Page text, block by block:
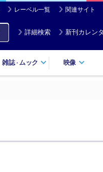
レーベル一覧 関連サイト
詳細検索 新刊カレン
雑誌・ ムック 映像